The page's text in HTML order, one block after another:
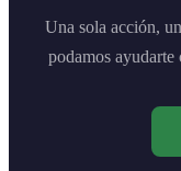
Una sola acción,
podamos